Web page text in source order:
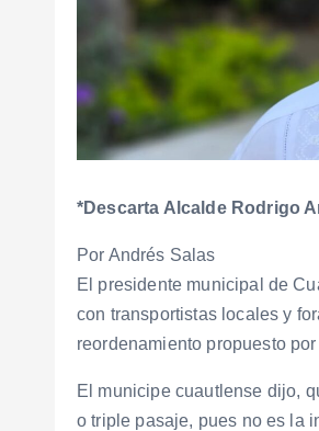
*Descarta Alcalde Rodrigo
Por Andrés Salas
El presidente municipal de
con transportistas locales y
reordenamiento propuesto
El municipe cuautlense dijo,
o triple pasaje, pues no es la